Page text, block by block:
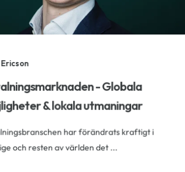
- Globala
& lokala utmaningar
har förändrats kraftigt i
och resten av världen det ...